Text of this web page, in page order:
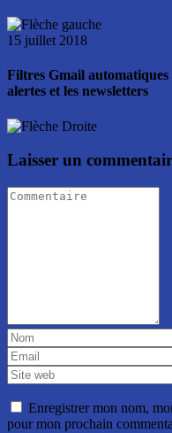
15 juillet 2018
Filtres Gmail automatiques
alertes et les newsletters
Laisser un
Enregistrer mon nom,
pour mon prochain